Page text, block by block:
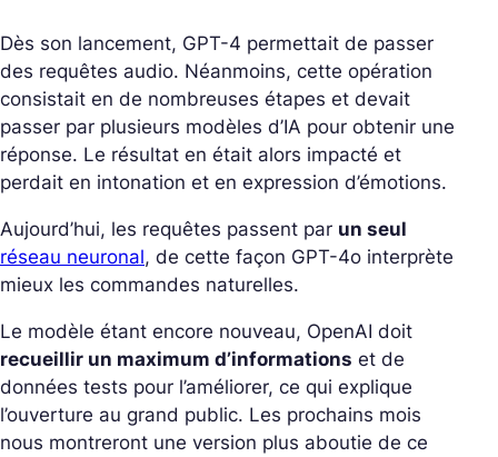
Dès son lancement, GPT-4 permettait de passer
des requêtes audio. Néanmoins, cette opération
consistait en de nombreuses étapes et devait
passer par plusieurs modèles d’IA pour obtenir une
réponse. Le résultat en était alors impacté et
perdait en intonation et en expression d’émotions.
Aujourd’hui, les requêtes passent par un seul
réseau neuronal, de cette façon GPT-4o interprète
mieux les commandes naturelles.
Le modèle étant encore nouveau, OpenAI doit
recueillir un maximum d’informations et de
données tests pour l’améliorer, ce qui explique
l’ouverture au grand public. Les prochains mois
nous montreront une version plus aboutie de ce